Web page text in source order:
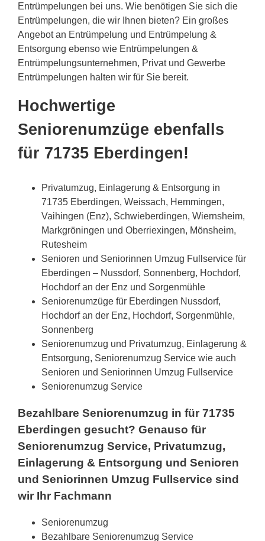
Entrümpelungen bei uns. Wie benötigen Sie sich die
Entrümpelungen, die wir Ihnen bieten? Ein großes
Angebot an Entrümpelung und Entrümpelung &
Entsorgung ebenso wie Entrümpelungen &
Entrümpelungsunternehmen, Privat und Gewerbe
Entrümpelungen halten wir für Sie bereit.
Hochwertige
Seniorenumzüge ebenfalls
für 71735 Eberdingen!
Privatumzug, Einlagerung & Entsorgung in
71735 Eberdingen, Weissach, Hemmingen,
Vaihingen (Enz), Schwieberdingen, Wiernsheim,
Markgröningen und Oberriexingen, Mönsheim,
Rutesheim
Senioren und Seniorinnen Umzug Fullservice für
Eberdingen – Nussdorf, Sonnenberg, Hochdorf,
Hochdorf an der Enz und Sorgenmühle
Seniorenumzüge für Eberdingen Nussdorf,
Hochdorf an der Enz, Hochdorf, Sorgenmühle,
Sonnenberg
Seniorenumzug und Privatumzug, Einlagerung &
Entsorgung, Seniorenumzug Service wie auch
Senioren und Seniorinnen Umzug Fullservice
Seniorenumzug Service
Bezahlbare Seniorenumzug in für 71735
Eberdingen gesucht? Genauso für
Seniorenumzug Service, Privatumzug,
Einlagerung & Entsorgung und Senioren
und Seniorinnen Umzug Fullservice sind
wir Ihr Fachmann
Seniorenumzug
Bezahlbare Seniorenumzug Service